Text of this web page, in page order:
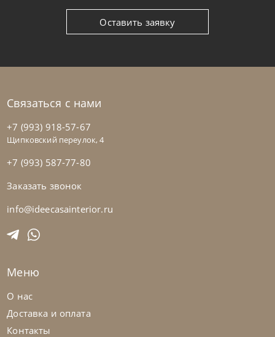
Natisa
Стол обеденный Bridge
Оставить заявку
Связаться с нами
+7 (993) 918-57-67
Щипковский переулок, 4
+7 (993) 587-77-80
Заказать звонок
info@ideecasainterior.ru
Меню
О нас
Доставка и оплата
Контакты